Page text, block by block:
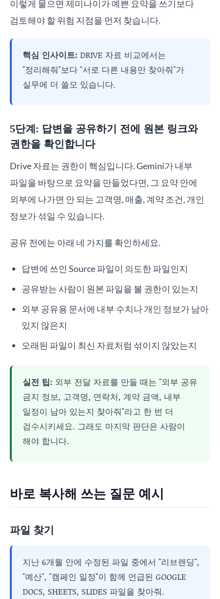
이렇게 물으면 제미나이가 예쁜 요약을 쓰기보다
검토해야 할 위험 지점을 먼저 찾습니다.
핵심 인사이트: DRIVE 자료 비교에서는
"정리해줘"보다 "서로 다른 내용만 찾아줘"가
실무에 더 쓸모 있습니다.
5단계: 답변을 공유하기 전에 원본 링크와
권한을 확인합니다
Drive 자료는 권한이 핵심입니다. Gemini가 내부
파일을 바탕으로 요약을 만들었다면, 그 요약 안에
외부에 나가면 안 되는 고객명, 매출, 계약 조건, 개인
정보가 섞일 수 있습니다.
공유 전에는 아래 네 가지를 확인하세요.
답변에 쓰인 Source 파일이 의도한 파일인지
공유받는 사람이 원본 파일을 볼 권한이 있는지
외부 공유용 문서에 내부 수치나 개인 정보가 남아
있지 않은지
오래된 파일이 최신 자료처럼 섞이지 않았는지
실전 팁: 외부 전달 자료를 만들 때는 "외부 공유
금지 정보, 고객명, 연락처, 계약 금액, 내부
일정이 남아 있는지 찾아줘"라고 한 번 더
검수시키세요. 그래도 마지막 판단은 사람이
해야 합니다.
바로 복사해 쓰는 질문 예시
파일 찾기
지난 6개월 안에 수정된 파일 중에서 "리브랜딩",
"예산", "캠페인 일정"이 함께 언급된 GOOGLE
DOCS, SHEETS, SLIDES 파일을 찾아줘.